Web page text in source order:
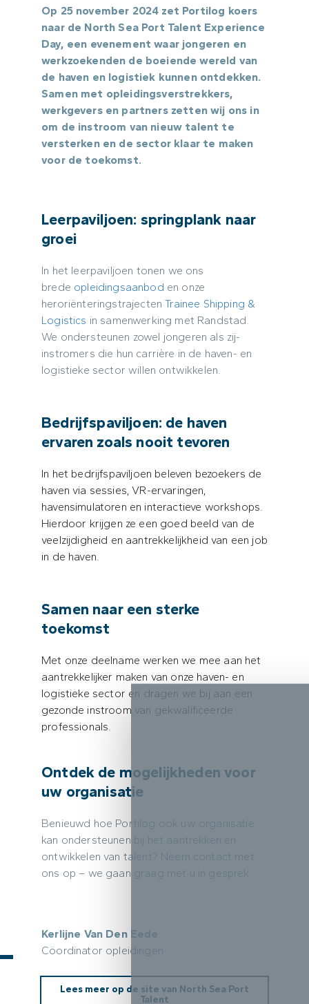
Op 25 november 2024 zet Portilog koers
naar de North Sea Port Talent Experience
Day, een evenement waar jongeren en
werkzoekenden de boeiende wereld van
de haven en logistiek kunnen ontdekken.
Samen met opleidingsverstrekkers,
werkgevers en partners zetten wij ons in
om de instroom van nieuw talent te
versterken en de sector klaar te maken
voor de toekomst.
Leerpaviljoen: springplank naar
groei
In het leerpaviljoen tonen we ons
brede opleidingsaanbod en onze
heroriënteringstrajectenTrainee Shipping &
Logistics in samenwerking met Randstad.
We ondersteunen zowel jongeren als zij-
instromers die hun carrière in de haven- en
logistieke sector willen ontwikkelen.
Bedrijfspaviljoen: de haven
ervaren zoals nooit tevoren
In het bedrijfspaviljoen beleven bezoekers de
haven via sessies, VR-ervaringen,
havensimulatoren en interactieve workshops.
Hierdoor krijgen ze een goed beeld van de
veelzijdigheid en aantrekkelijkheid van een job
in de haven.
Samen naar een sterke
toekomst
Met onze deelname werken we mee aan het
aantrekkelijker maken van onze haven- en
logistieke sector en dragen we bij aan een
gezonde instroom van gekwalificeerde
professionals.
Ontdek de mogelijkheden voor
uw organisatie
Benieuwd hoe Portilog ook uw organisatie
kan ondersteunen bij het aantrekken en
ontwikkelen van talent? Neem contact met
ons op – we gaan graag met u in gesprek.
Kerlijne Van Den Eede
Cöordinator opleidingen
Lees meer op de site van North Sea Port
Talent